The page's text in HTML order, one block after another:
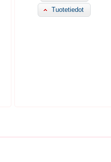
Tuotetiedot